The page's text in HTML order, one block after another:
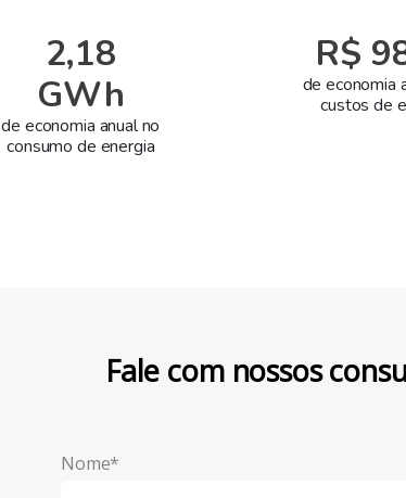
2,18
GWh
de economia anual no
consumo de energia
R$
de economia
custos de
Fale com nossos
Nome*